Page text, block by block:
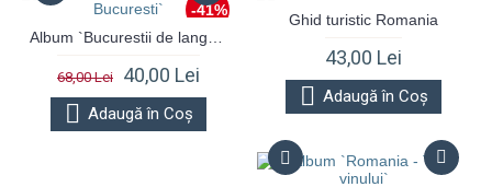
-41%
Album `Bucurestii de langa Bucuresti`
68,00 Lei 40,00 Lei
Adaugă în Coş
Ghid turistic Romania
43,00 Lei
Adaugă în Coş